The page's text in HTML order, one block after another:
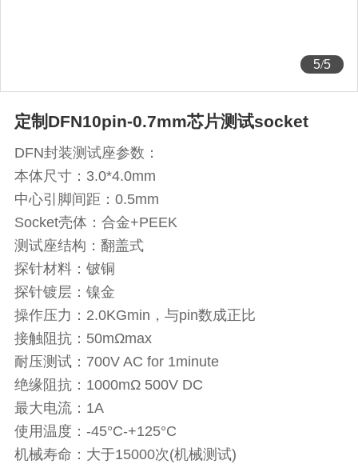
5/5
定制DFN10pin-0.7mm芯片测试socket
DFN封装测试座参数：
本体尺寸：3.0*4.0mm
中心引脚间距：0.5mm
Socket壳体：合金+PEEK
测试座结构：翻盖式
探针材料：铍铜
探针镀层：镍金
操作压力：2.0KGmin，与pin数成正比
接触阻抗：50mΩmax
耐压测试：700V AC for 1minute
绝缘阻抗：1000mΩ 500V DC
最大电流：1A
使用温度：-45°C-+125°C
机械寿命：大于15000次(机械测试)